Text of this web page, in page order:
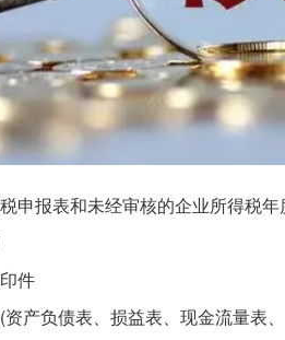
申报表和未经审核的企业所得税
件
产负债表、损益表、现金流量表